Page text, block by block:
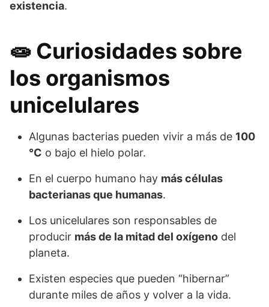
existencia.
🧫 Curiosidades sobre
los organismos
unicelulares
Algunas bacterias pueden vivir a más de 100
°C o bajo el hielo polar.
En el cuerpo humano hay más células
bacterianas que humanas.
Los unicelulares son responsables de
producir más de la mitad del oxígeno del
planeta.
Existen especies que pueden “hibernar”
durante miles de años y volver a la vida.